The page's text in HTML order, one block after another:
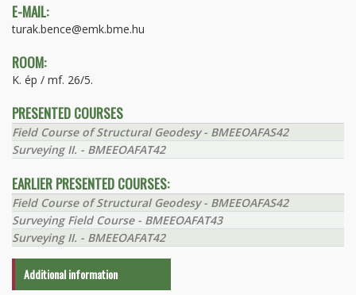
E-MAIL:
turak.bence@emk.bme.hu
ROOM:
K. ép / mf. 26/5.
PRESENTED COURSES
Field Course of Structural Geodesy - BMEEOAFAS42
Surveying II. - BMEEOAFAT42
EARLIER PRESENTED COURSES:
Field Course of Structural Geodesy - BMEEOAFAS42
Surveying Field Course - BMEEOAFAT43
Surveying II. - BMEEOAFAT42
Additional information